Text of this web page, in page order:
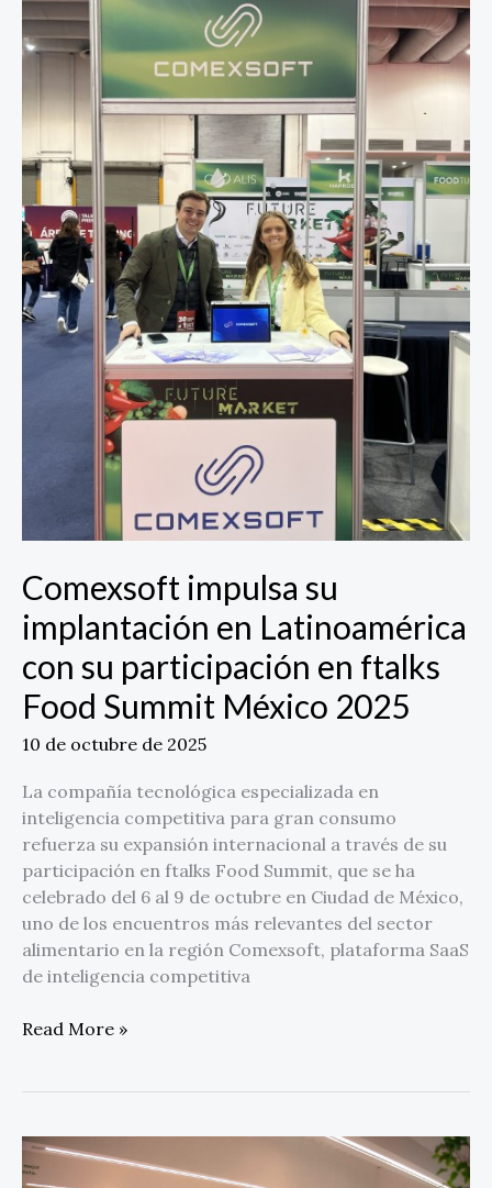
Comexsoft impulsa su
implantación en Latinoamérica
con su participación en ftalks
Food Summit México 2025
10 de octubre de 2025
La compañía tecnológica especializada en
inteligencia competitiva para gran consumo
refuerza su expansión internacional a través de su
participación en ftalks Food Summit, que se ha
celebrado del 6 al 9 de octubre en Ciudad de México,
uno de los encuentros más relevantes del sector
alimentario en la región Comexsoft, plataforma SaaS
de inteligencia competitiva
su
implantación
en
Latinoamérica
con
participación
ftalks
Food
Summit
México
2025
Read More »
Premios
DEVA